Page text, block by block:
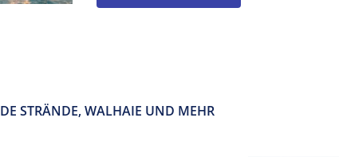
STRÄNDE, WALHAIE UND MEHR